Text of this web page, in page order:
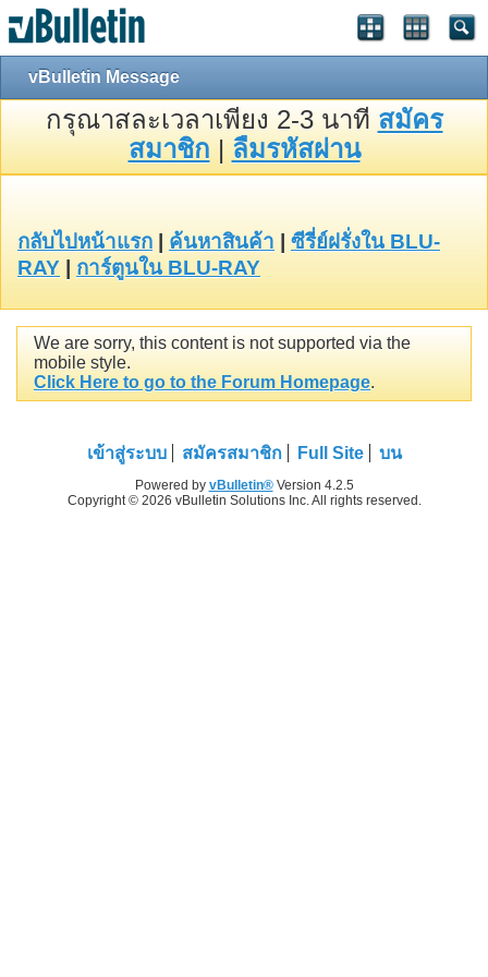
vBulletin Message
กรุณาสละเวลาเพียง 2-3 นาที สมัคร
สมาชิก | ลืมรหัสผ่าน
กลับไปหน้าแรก ค้นหาสินค้า
ซีรี่ย์ฝรั่งใน BLU-
RAY
การ์ตูนใน BLU-RAY
We are sorry, this content is not supported via the
mobile style.
Click Here to go to the Forum Homepage.
เข้าสู่ระบบ สมัครสมาชิก Full Site บน
Powered by vBulletin®Version 4.2.5
Copyright © 2026 vBulletin Solutions Inc. All rights reserved.